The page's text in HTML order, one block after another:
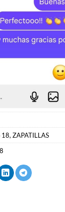
18,ZAPATILLAS